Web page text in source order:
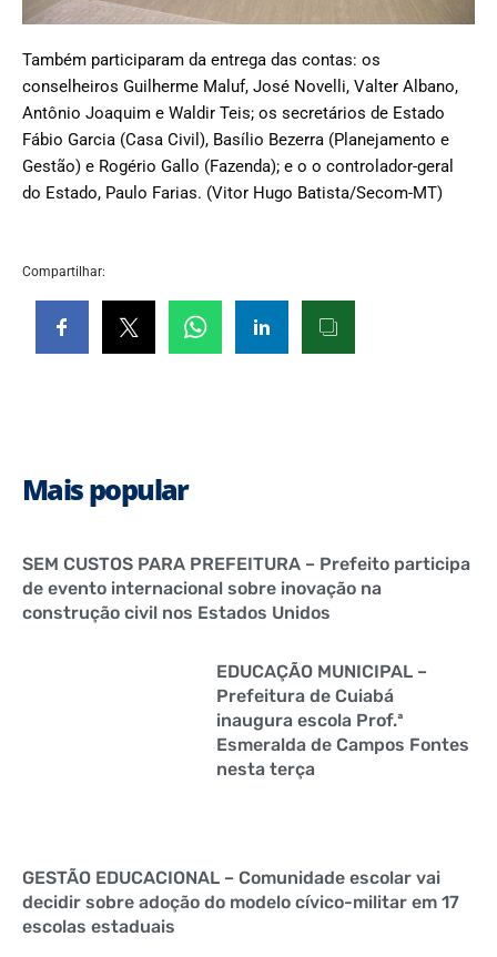
Também participaram da entrega das contas: os
conselheiros Guilherme Maluf, José Novelli, Valter Albano,
Antônio Joaquim e Waldir Teis; os secretários de Estado
Fábio Garcia (Casa Civil), Basílio Bezerra (Planejamento e
Gestão) e Rogério Gallo (Fazenda); e o o controlador-geral
do Estado, Paulo Farias. (Vitor Hugo Batista/Secom-MT)
Compartilhar:
Mais popular
SEM CUSTOS PARA PREFEITURA – Prefeito participa
de evento internacional sobre inovação na
construção civil nos Estados Unidos
EDUCAÇÃO MUNICIPAL –
Prefeitura de Cuiabá
inaugura escola Prof.ª
Esmeralda de Campos Fontes
nesta terça
GESTÃO EDUCACIONAL – Comunidade escolar vai
decidir sobre adoção do modelo cívico-militar em 17
escolas estaduais